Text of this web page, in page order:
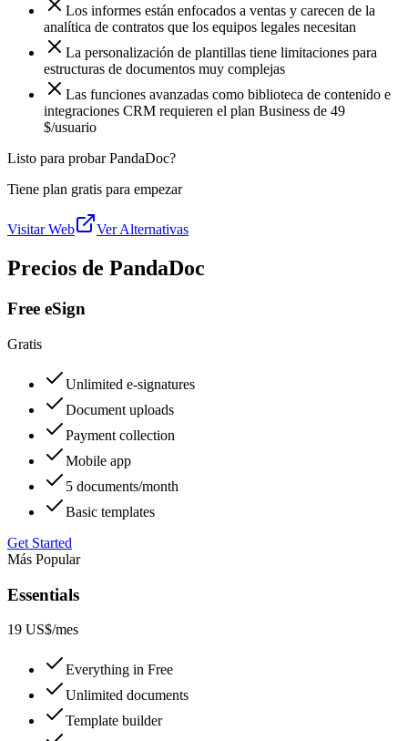
Los informes están enfocados a ventas y carecen de la
analítica de contratos que los equipos legales necesitan
La personalización de plantillas tiene limitaciones para
estructuras de documentos muy complejas
Las funciones avanzadas como biblioteca de contenido e
integraciones CRM requieren el plan Business de 49
$/usuario
Listo para probar PandaDoc?
Tiene plan gratis para empezar
Visitar Web Ver Alternativas
Precios de PandaDoc
Free eSign
Gratis
Unlimited e-signatures
Document uploads
Payment collection
Mobile app
5 documents/month
Basic templates
Get Started
Más Popular
Essentials
19 US$/mes
Everything in Free
Unlimited documents
Template builder